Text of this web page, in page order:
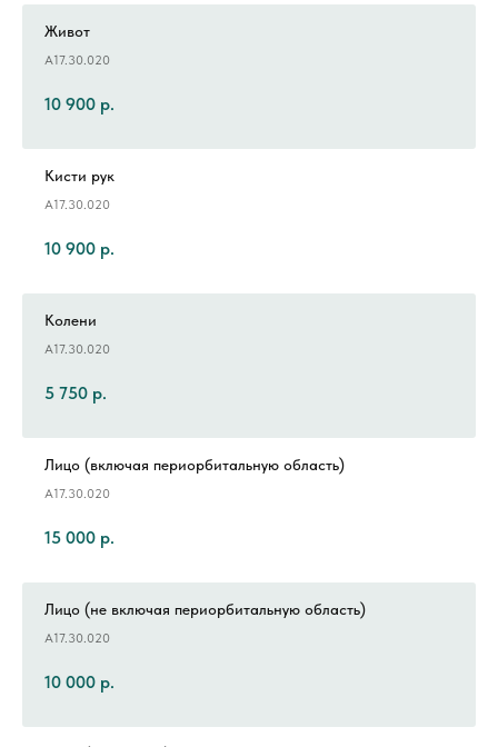
Живот
А17.30.020
10 900 р.
Кисти рук
А17.30.020
10 900 р.
Колени
А17.30.020
5 750 р.
Лицо (включая периорбитальную область)
А17.30.020
15 000 р.
Лицо (не включая периорбитальную область)
А17.30.020
10 000 р.